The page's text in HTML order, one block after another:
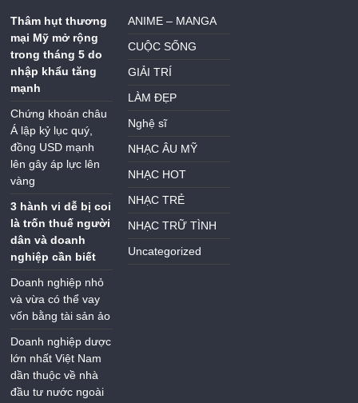
Thâm hụt thương
mại Mỹ mở rộng
trong tháng 5 do
nhập khẩu tăng
mạnh
Chứng khoán châu
Á lập kỷ lục quý,
đồng USD mạnh
lên gây áp lực lên
vàng
3 hành vi dễ bị coi
là trốn thuế người
dân và doanh
nghiệp cần biết
Doanh nghiệp nhỏ
và vừa có thể vay
vốn bằng tài sản ảo
Doanh nghiệp dược
lớn nhất Việt Nam
dần thuộc về nhà
đầu tư nước ngoài
ANIME – MANGA
CUỘC SỐNG
GIẢI TRÍ
LÀM ĐẸP
Nghệ sĩ
NHẠC ÂU MỸ
NHẠC HOT
NHẠC TRẺ
NHẠC TRỮ TÌNH
Uncategorized